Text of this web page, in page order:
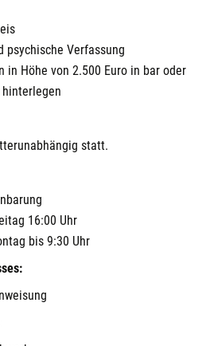
psychische Verfassung
in Höhe von 2.500 Euro in bar oder
statt.
16:00 Uhr
bis 9:30 Uhr